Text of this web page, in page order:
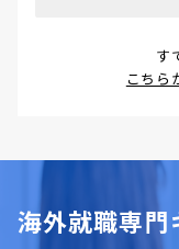
す
こちら
海外就職専門